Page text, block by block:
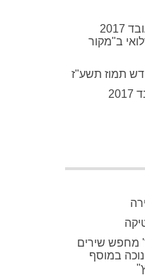
"מה למדת מהסיפור" עם עובד 2017
ב"מקור
תמוז תשע"ז
מחפש שירים
במוסף